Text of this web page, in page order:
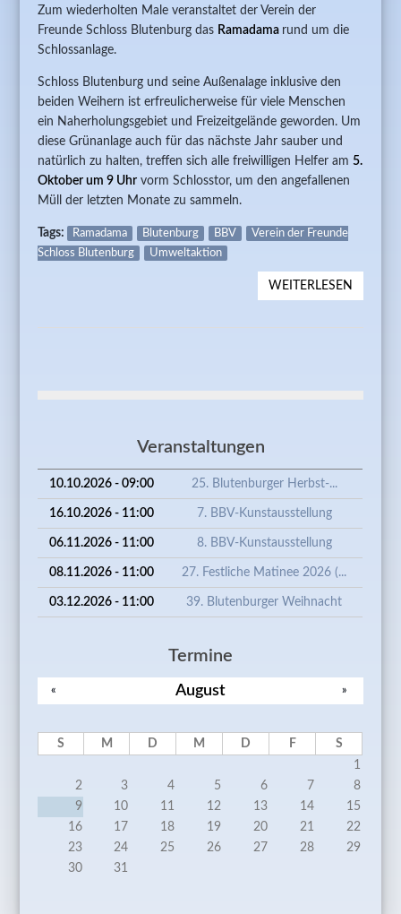
Zum wiederholten Male veranstaltet der Verein der
Freunde Schloss Blutenburg das Ramadama rund um die
Schlossanlage.
Schloss Blutenburg und seine Außenalage inklusive den
beiden Weihern ist erfreulicherweise für viele Menschen
ein Naherholungsgebiet und Freizeitgelände geworden. Um
diese Grünanlage auch für das nächste Jahr sauber und
natürlich zu halten, treffen sich alle freiwilligen Helfer am5.
Oktober um 9 Uhr vorm Schlosstor, um den angefallenen
Müll der letzten Monate zu sammeln.
Tags: Ramadama Blutenburg BBV
Verein der Freunde
Schloss Blutenburg
Umweltaktion
WEITERLESEN
Veranstaltungen
10.10.2026 - 09:00 25. Blutenburger Herbst-...
16.10.2026 - 11:00 7. BBV-Kunstausstellung
06.11.2026 - 11:00 8. BBV-Kunstausstellung
08.11.2026 - 11:00 27. Festliche Matinee 2026 (...
03.12.2026 - 11:00 39. Blutenburger Weihnacht
Termine
August
« »
S M D M D F
S
1
2
3 4 5 6 7
8
9
10 11 12 13 14
15
16
17 18 19 20 21
22
23
24 25 26 27 28
29
30
31